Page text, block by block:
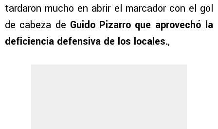
tardaron mucho en abrir el marcador con el gol
de cabeza de Guido Pizarro que aprovechó la
deficiencia defensiva de los locales.,